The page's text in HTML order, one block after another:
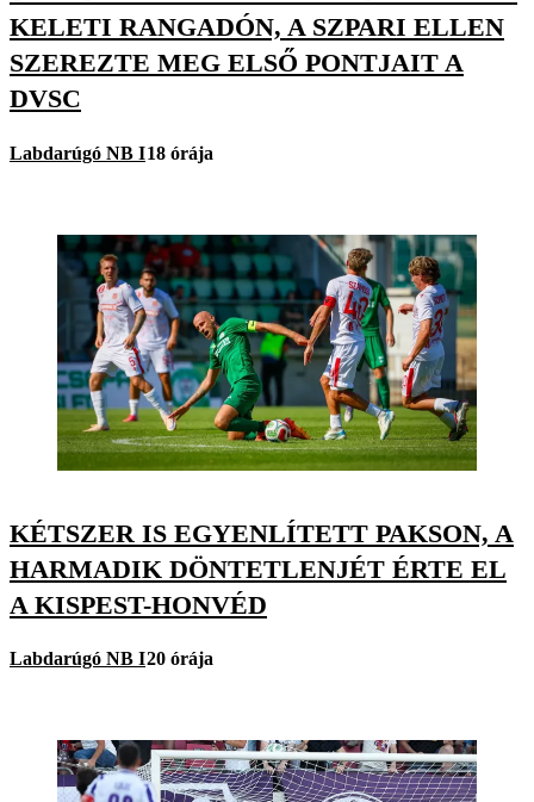
KELETI RANGADÓN, A SZPARI ELLEN
SZEREZTE MEG ELSŐ PONTJAIT A
DVSC
Labdarúgó NB I18 órája
KÉTSZER IS EGYENLÍTETT PAKSON, A
HARMADIK DÖNTETLENJÉT ÉRTE EL
A KISPEST-HONVÉD
Labdarúgó NB I20 órája